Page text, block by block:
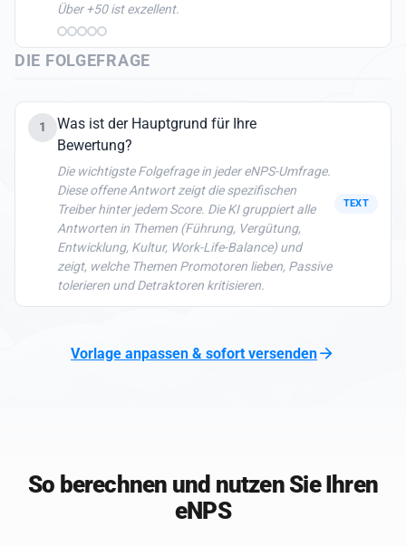
Über +50 ist exzellent.
DIE FOLGEFRAGE
1
Was ist der Hauptgrund für Ihre
Bewertung?
Die wichtigste Folgefrage in jeder eNPS-Umfrage.
Diese offene Antwort zeigt die spezifischen
Treiber hinter jedem Score. Die KI gruppiert alle
Antworten in Themen (Führung, Vergütung,
Entwicklung, Kultur, Work-Life-Balance) und
zeigt, welche Themen Promotoren lieben, Passive
tolerieren und Detraktoren kritisieren.
TEXT
Vorlage anpassen & sofort versenden
So berechnen und nutzen Sie Ihren
eNPS